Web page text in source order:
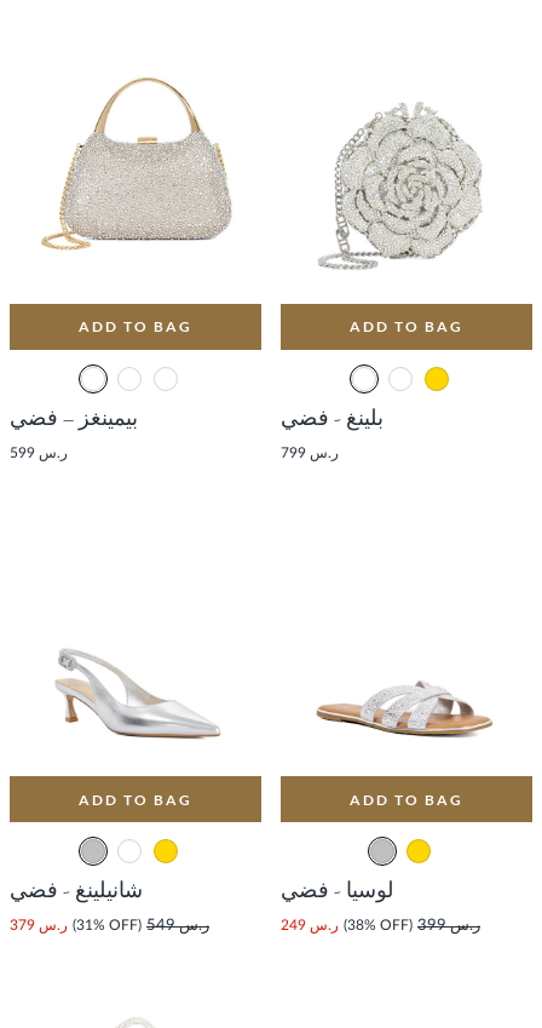
ADD TO BAG
بيمينغز – فضي
ر.س 599
ADD TO BAG
بلينغ - فضي
ر.س 799
ADD TO BAG
شانيلينغ - فضي
ر.س 379 (31% OFF) ر.س 549
ADD TO BAG
لوسيا - فضي
ر.س 249 (38% OFF) ر.س 399